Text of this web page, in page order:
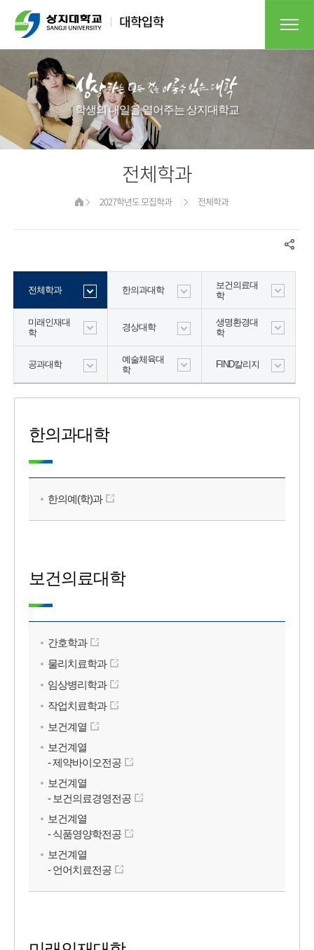
학생의 내일을 열어주는 상지대학교​
전체학과
2027학년도 모집학과 전체학과
전체학과 한의과대학
보건의료대
학
미래인재대
학
경상대학
생명환경대
학
공과대학
예술체육대
학
FIND칼리지
한의과대학
한의예(학)과
보건의료대학
간호학과
물리치료학과
임상병리학과
작업치료학과
보건계열
보건계열
- 제약바이오전공
보건계열
- 보건의료경영전공
보건계열
- 식품영양학전공
보건계열
- 언어치료전공